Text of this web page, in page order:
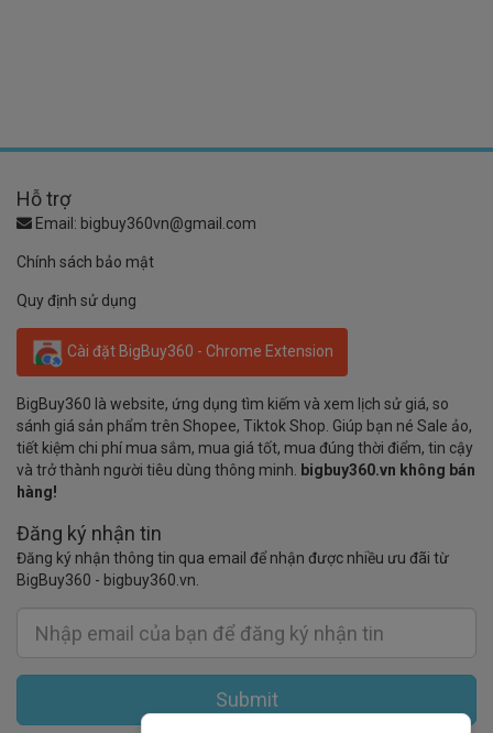
Hỗ trợ
Email: bigbuy360vn@gmail.com
Chính sách bảo mật
Quy định sử dụng
Cài đặt BigBuy360 - Chrome Extension
BigBuy360 là website, ứng dụng tìm kiếm và xem lịch sử giá, so
sánh giá sản phẩm trên Shopee, Tiktok Shop. Giúp bạn né Sale ảo,
tiết kiệm chi phí mua sắm, mua giá tốt, mua đúng thời điểm, tin cậy
và trở thành người tiêu dùng thông minh.
bigbuy360.vn không bán
hàng!
Đăng ký nhận tin
Đăng ký nhận thông tin qua email để nhận được nhiều ưu đãi từ
BigBuy360 - bigbuy360.vn.
Submit